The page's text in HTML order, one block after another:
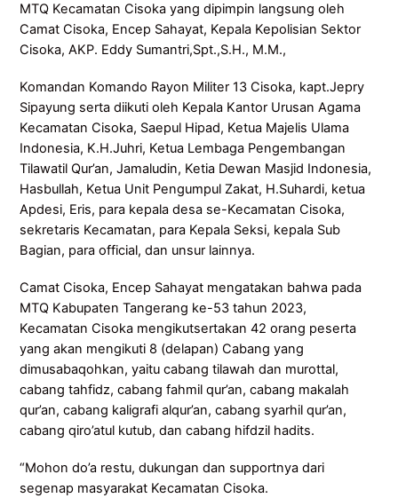
MTQ Kecamatan Cisoka yang dipimpin langsung oleh
Camat Cisoka, Encep Sahayat, Kepala Kepolisian Sektor
Cisoka, AKP. Eddy Sumantri,Spt.,S.H., M.M.,
Komandan Komando Rayon Militer 13 Cisoka, kapt.Jepry
Sipayung serta diikuti oleh Kepala Kantor Urusan Agama
Kecamatan Cisoka, Saepul Hipad, Ketua Majelis Ulama
Indonesia, K.H.Juhri, Ketua Lembaga Pengembangan
Tilawatil Qur’an, Jamaludin, Ketia Dewan Masjid Indonesia,
Hasbullah, Ketua Unit Pengumpul Zakat, H.Suhardi, ketua
Apdesi, Eris, para kepala desa se-Kecamatan Cisoka,
sekretaris Kecamatan, para Kepala Seksi, kepala Sub
Bagian, para official, dan unsur lainnya.
Camat Cisoka, Encep Sahayat mengatakan bahwa pada
MTQ Kabupaten Tangerang ke-53 tahun 2023,
Kecamatan Cisoka mengikutsertakan 42 orang peserta
yang akan mengikuti 8 (delapan) Cabang yang
dimusabaqohkan, yaitu cabang tilawah dan murottal,
cabang tahfidz, cabang fahmil qur’an, cabang makalah
qur’an, cabang kaligrafi alqur’an, cabang syarhil qur’an,
cabang qiro’atul kutub, dan cabang hifdzil hadits.
“Mohon do’a restu, dukungan dan supportnya dari
segenap masyarakat Kecamatan Cisoka.